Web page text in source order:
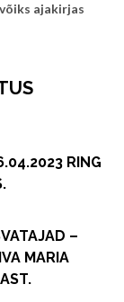
ajakirjas
RING
–
MARIA